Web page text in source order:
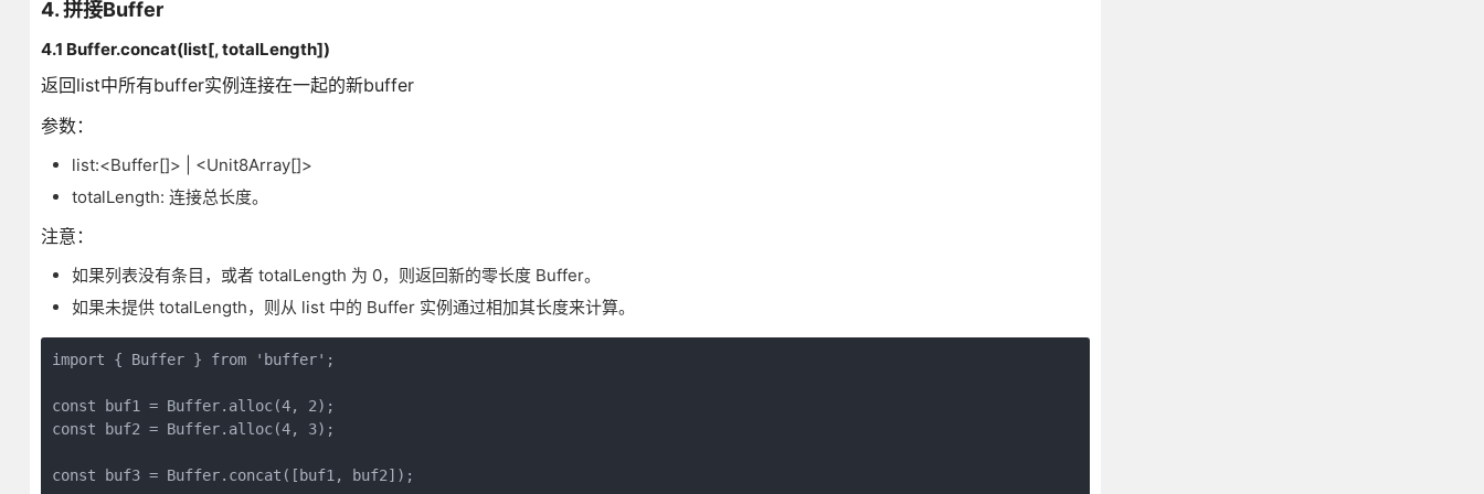
4. 拼接Buffer
4.1 Buffer.concat(list[, totalLength])
返回list中所有buffer实例连接在一起的新buffer
参数：
list:<Buffer[]> | <Unit8Array[]>
totalLength: 连接总长度。
注意：
如果列表没有条目，或者 totalLength 为 0，则返回新的零长度 Buffer。
如果未提供 totalLength，则从 list 中的 Buffer 实例通过相加其长度来计算。
import { Buffer } from 'buffer';
const buf1 = Buffer.alloc(4, 2);
const buf2 = Buffer.alloc(4, 3);
const buf3 = Buffer.concat([buf1, buf2]);